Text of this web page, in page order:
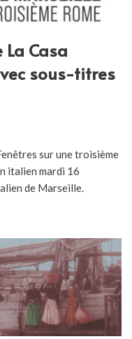
Casa
sous-titres
sur une troisième
italien mardi 16
de Marseille.